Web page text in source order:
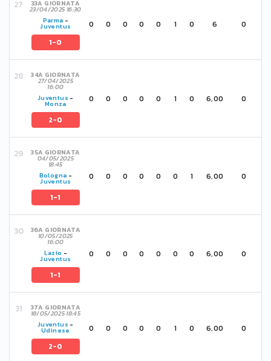
33A GIORNATA
23/04/2025 16:30
Parma -
Juventus
1-0
0 0 0 0 0 1 0 6 0
34A GIORNATA
27/04/2025
16:00
Juventus -
Monza
2-0
0 0 0 0 0 1 0 6,00 0
35A GIORNATA
04/05/2025
18:45
Bologna -
Juventus
1-1
0 0 0 0 0 0 1 6,00 0
36A GIORNATA
10/05/2025
16:00
Lazio -
Juventus
1-1
0 0 0 0 0 0 0 6,00 0
37A GIORNATA
18/05/2025 18:45
Juventus -
Udinese
2-0
0 0 0 0 0 1 0 6,00 0